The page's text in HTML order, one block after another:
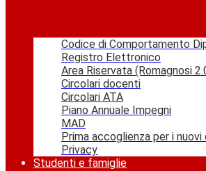
Codice di Comportamento
Registro Elettronico
Area Riservata (Romagnosi
Circolari docenti
Circolari ATA
Piano Annuale Impegni
MAD
Prima accoglienza per i
Privacy
Studenti e famiglie